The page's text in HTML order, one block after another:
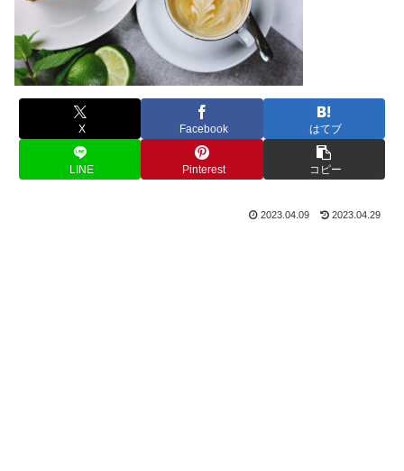
X Facebook はてブ
LINE Pinterest コピー
2023.04.09 2023.04.29